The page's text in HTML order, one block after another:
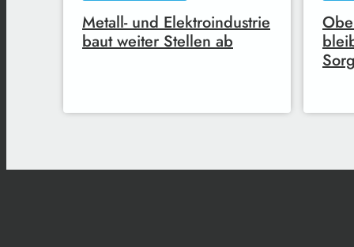
Metall- und Elektroindustrie
baut weiter Stellen ab